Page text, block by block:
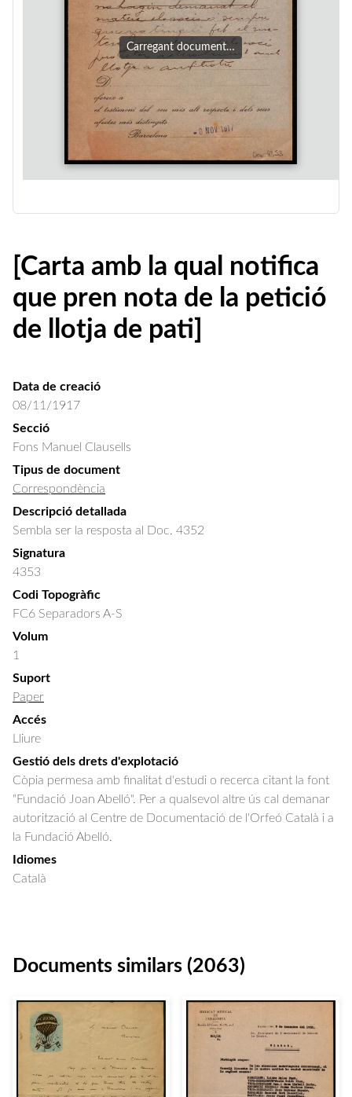
Carregant document…
[Carta amb la qual notifica
que pren nota de la petició
de llotja de pati]
Data de creació
08/11/1917
Secció
Fons Manuel Clausells
Tipus de document
Correspondència
Descripció detallada
Sembla ser la resposta al Doc. 4352
Signatura
4353
Codi Topogràfic
FC6 Separadors A-S
Volum
1
Suport
Paper
Accés
Lliure
Gestió dels drets d'explotació
Còpia permesa amb finalitat d'estudi o recerca citant la font
"Fundació Joan Abelló". Per a qualsevol altre ús cal demanar
autorització al Centre de Documentació de l'Orfeó Català i a
la Fundació Abelló.
Idiomes
Català
Documents similars (2063)